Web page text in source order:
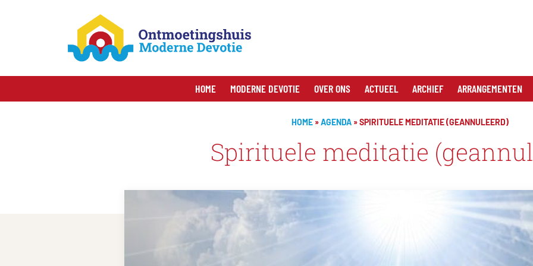
HOME MODERNE DEVOTIE OVER ONS ACTUEEL ARCHIEF ARRANGEMENTEN
HOME»AGENDA»SPIRITUELE MEDITATIE (GEANNULEERD)
Spirituele meditatie